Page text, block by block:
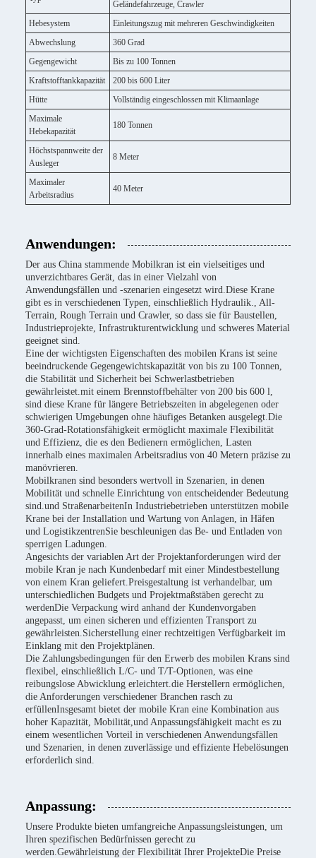
Geländefahrzeuge, Crawler
Hebesystem
Einleitungszug mit mehreren Geschwindigkeiten
Abwechslung
360 Grad
Gegengewicht
Bis zu 100 Tonnen
Kraftstofftankkapazität
200 bis 600 Liter
Hütte
Vollständig eingeschlossen mit Klimaanlage
Maximale
Hebekapazität
180 Tonnen
Höchstspannweite der
Ausleger
8 Meter
Maximaler
Arbeitsradius
40 Meter
Anwendungen:
Der aus China stammende Mobilkran ist ein vielseitiges und
unverzichtbares Gerät, das in einer Vielzahl von
Anwendungsfällen und -szenarien eingesetzt wird.Diese Krane
gibt es in verschiedenen Typen, einschließlich Hydraulik., All-
Terrain, Rough Terrain und Crawler, so dass sie für Baustellen,
Industrieprojekte, Infrastrukturentwicklung und schweres Material
geeignet sind.
Eine der wichtigsten Eigenschaften des mobilen Krans ist seine
beeindruckende Gegengewichtskapazität von bis zu 100 Tonnen,
die Stabilität und Sicherheit bei Schwerlastbetrieben
gewährleistet.mit einem Brennstoffbehälter von 200 bis 600 l,
sind diese Krane für längere Betriebszeiten in abgelegenen oder
schwierigen Umgebungen ohne häufiges Betanken ausgelegt.Die
360-Grad-Rotationsfähigkeit ermöglicht maximale Flexibilität
und Effizienz, die es den Bedienern ermöglichen, Lasten
innerhalb eines maximalen Arbeitsradius von 40 Metern präzise zu
manövrieren.
Mobilkranen sind besonders wertvoll in Szenarien, in denen
Mobilität und schnelle Einrichtung von entscheidender Bedeutung
sind.und StraßenarbeitenIn Industriebetrieben unterstützen mobile
Krane bei der Installation und Wartung von Anlagen, in Häfen
und LogistikzentrenSie beschleunigen das Be- und Entladen von
sperrigen Ladungen.
Angesichts der variablen Art der Projektanforderungen wird der
mobile Kran je nach Kundenbedarf mit einer Mindestbestellung
von einem Kran geliefert.Preisgestaltung ist verhandelbar, um
unterschiedlichen Budgets und Projektmaßstäben gerecht zu
werdenDie Verpackung wird anhand der Kundenvorgaben
angepasst, um einen sicheren und effizienten Transport zu
gewährleisten.Sicherstellung einer rechtzeitigen Verfügbarkeit im
Einklang mit den Projektplänen.
Die Zahlungsbedingungen für den Erwerb des mobilen Krans sind
flexibel, einschließlich L/C- und T/T-Optionen, was eine
reibungslose Abwicklung erleichtert.die Herstellern ermöglichen,
die Anforderungen verschiedener Branchen rasch zu
erfüllenInsgesamt bietet der mobile Kran eine Kombination aus
hoher Kapazität, Mobilität,und Anpassungsfähigkeit macht es zu
einem wesentlichen Vorteil in verschiedenen Anwendungsfällen
und Szenarien, in denen zuverlässige und effiziente Hebelösungen
erforderlich sind.
Anpassung:
Unsere Produkte bieten umfangreiche Anpassungsleistungen, um
Ihren spezifischen Bedürfnissen gerecht zu
werden.Gewährleistung der Flexibilität Ihrer ProjekteDie Preise